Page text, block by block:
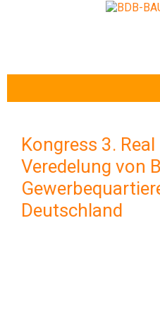
GESCHÄFTSSTELLE
Kongress 3.
Veredelung von
Deutschland